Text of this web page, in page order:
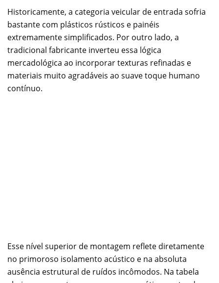
Historicamente, a categoria veicular de entrada sofria
bastante com plásticos rústicos e painéis
extremamente simplificados. Por outro lado, a
tradicional fabricante inverteu essa lógica
mercadológica ao incorporar texturas refinadas e
materiais muito agradáveis ao suave toque humano
contínuo.
Esse nível superior de montagem reflete diretamente
no primoroso isolamento acústico e na absoluta
ausência estrutural de ruídos incômodos. Na tabela